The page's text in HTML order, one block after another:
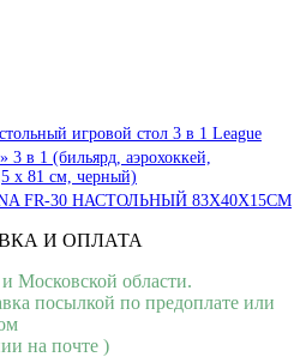
игровой стол 3 в 1 League
3 в 1 (бильярд, аэрохоккей,
х 81 см, черный)
FR-30 НАСТОЛЬНЫЙ 83Х40Х15СМ
И ОПЛАТА
Московской области.
посылкой по предоплате или
на почте )